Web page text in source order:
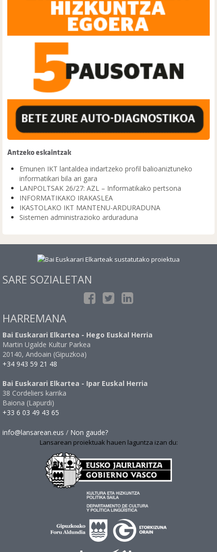
Antzeko eskaintzak
Emunen IKT lantaldea indartzeko profil balioaniztuneko
informatikari bila ari gara
LANPOLTSAK 26/27: AZL – Informatikako pertsona
INFORMATIKAKO IRAKASLEA
IKASTOLAKO IKT MANTENU-ARDURADUNA
Sistemen administrazioko arduraduna
SARE SOZIALETAN
HARREMANA
Bai Euskarari Elkartea - Hego Euskal Herria
Martin Ugalde Kultur Parkea
20140, Andoain (Gipuzkoa)
+34 943 59 21 48
Bai Euskarari Elkartea - Ipar Euskal Herria
38 Cordeliers karrika
Baiona (Lapurdi)
+33 6 03 49 43 65
info@lansarean.eus / Non gaude?
Lansarean proiektuak hauen laguntza izan du: